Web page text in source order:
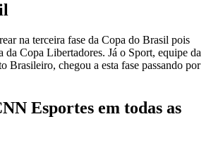
na terceira fase da Copa do Brasil pois
da Copa Libertadores. Já o Sport, equipe da
Brasileiro, chegou a esta fase passando por
Esportes em todas as